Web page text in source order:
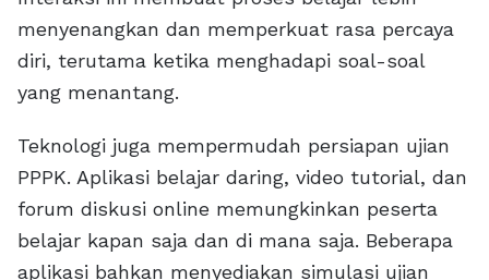
menyenangkan dan memperkuat rasa percaya
diri, terutama ketika menghadapi soal-soal
yang menantang.
Teknologi juga mempermudah persiapan ujian
PPPK. Aplikasi belajar daring, video tutorial, dan
forum diskusi online memungkinkan peserta
belajar kapan saja dan di mana saja. Beberapa
aplikasi bahkan menyediakan simulasi ujian